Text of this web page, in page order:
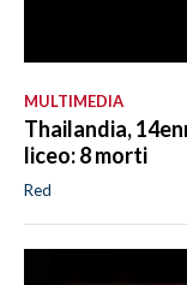
MULTIMEDIA
Thailandia,
liceo: 8 morti
Red